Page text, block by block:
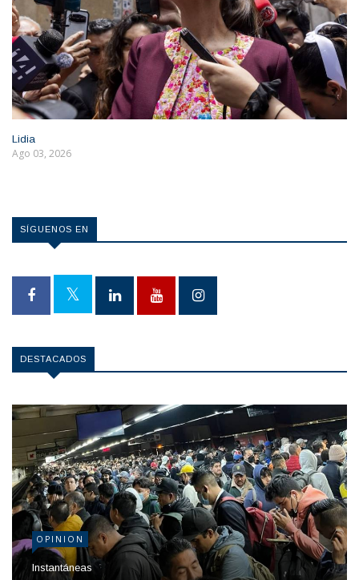
Lidia
Ago 03, 2026
SÍGUENOS EN
DESTACADOS
OPINION
Instantáneas